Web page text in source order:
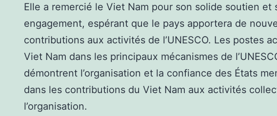
Elle a remercié le Viet Nam pour son solide soutien et
engagement, espérant que le pays apportera de
contributions aux activités de l’UNESCO. Les postes
Viet Nam dans les principaux mécanismes de
démontrent l’organisation et la confiance des États
dans les contributions du Viet Nam aux activités
l’organisation.